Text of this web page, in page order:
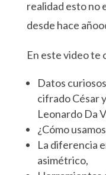
realidad esto no
desde hace
En este video te
Datos
cifrado César
Leonardo Da
¿Cómo
La diferencia
asimétrico,